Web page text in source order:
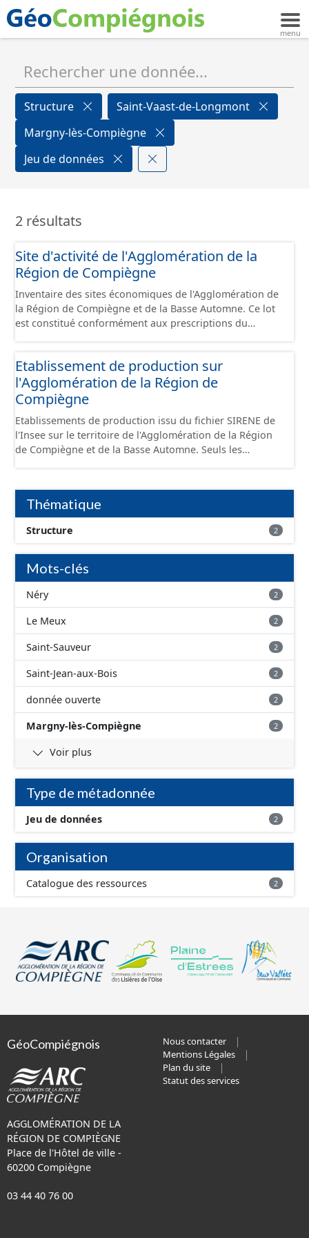
Structure
Saint-Vaast-de-Longmont
Margny-lès-Compiègne
Jeu de données
2 résultats
Site d'activité de l'Agglomération de la
Région de Compiègne
Inventaire des sites économiques de l'Agglomération de
la Région de Compiègne et de la Basse Automne. Ce lot
est constitué conformément aux prescriptions du
Etablissement de production sur
l'Agglomération de la Région de
Compiègne
Etablissements de production issu du fichier SIRENE de
l'Insee sur le territoire de l'Agglomération de la Région
de Compiègne et de la Basse Automne. Seuls les
et structurés conformément aux prescriptions du
standard CNIG Sites Economiques. Ce lot ne contient pas
la référence aux terrains à vocation économique à ce
jour. Il est filtré au-delà des prescriptions du CNIG se
limitant aux SCI.
Thématique
Structure 2
Mots-clés
Néry 2
Le Meux 2
Saint-Sauveur 2
Saint-Jean-aux-Bois 2
donnée ouverte 2
Margny-lès-Compiègne 2
Voir plus
Type de métadonnée
Jeu de données 2
Organisation
Catalogue des ressources 2
GéoCompiégnois
AGGLOMÉRATION DE LA
RÉGION DE COMPIÈGNE
Place de l'Hôtel de ville -
60200 Compiègne
03 44 40 76 00
Nous contacter
Mentions Légales
Plan du site
Statut des services